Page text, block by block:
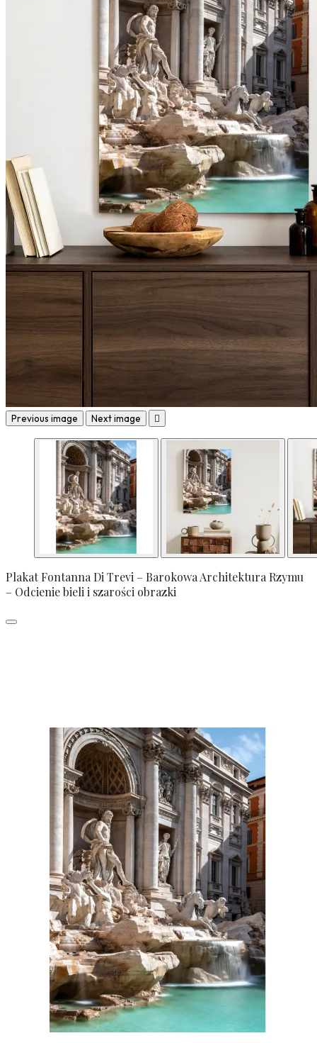
Previous image Next image 
Plakat Fontanna Di Trevi – Barokowa Architektura Rzymu
– Odcienie bieli i szarości obrazki